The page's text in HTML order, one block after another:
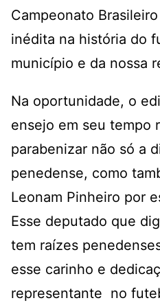
Campeonato
inédita na história do
município e da nossa
Na oportunidade, o
ensejo em seu tempo
parabenizar não só a
penedense, como
Leonam Pinheiro por
Esse deputado que
tem raízes
esse carinho e
representante no